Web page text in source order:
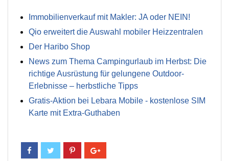
Immobilienverkauf mit Makler: JA oder NEIN!
Qio erweitert die Auswahl mobiler Heizzentralen
Der Haribo Shop
News zum Thema Campingurlaub im Herbst: Die
richtige Ausrüstung für gelungene Outdoor-
Erlebnisse – herbstliche Tipps
Gratis-Aktion bei Lebara Mobile - kostenlose SIM
Karte mit Extra-Guthaben